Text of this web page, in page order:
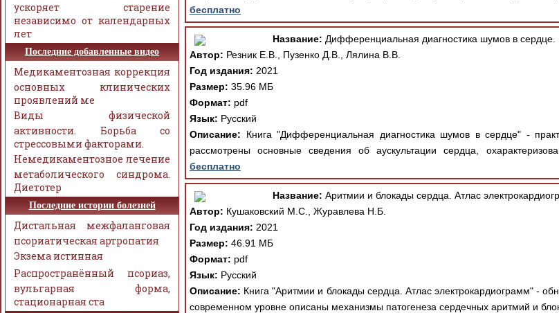
бесплатно
Название: Дифференциальная диагностика шумов в сердце.
Автор: Резник Е.В., Пузенко Д.В., Лялина В.В.
Год издания: 2021
Размер: 35.96 МБ
Формат: pdf
Язык: Русский
Описание: Книга "Дифференциальная диагностика шумов в сердце" -
рассмотрены основные сведения об аускультации сердца,
бесплатно
Название: Аритмии и блокады сердца. Атлас
Автор: Кушаковский М.С., Журавлева Н.Б.
Год издания: 2021
Размер: 46.91 МБ
Формат: pdf
Язык: Русский
Описание: Книга "Аритмии и блокады сердца. Атлас электрокардиограмм" -
современном уровне описаны механизмы патогенеза сердечных аритмий и
ускоряет старение
независимо от календарных
лет
Последние добавленные видео
Медикаментозная коррекция
основных клинических
проявлений ме
Виды физической
активности. Борьба со
стрессовыми факторами.
Немедикаментозное лечение
метаболического синдрома.
Диетотер
Последние истории болезней
Дистальная межфаланговая
псориатическая артропатия
Экзема истинная
Распространённый псориаз,
вульгарная форма,
стационарная ста